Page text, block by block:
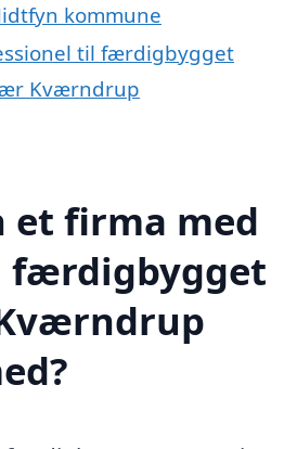
kommune
til færdigbygget
Kværndrup
et firma med
færdigbygget